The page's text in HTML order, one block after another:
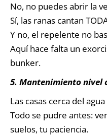
No, no puedes abrir la
Sí, las ranas cantan
Y no, el repelente no
Aquí hace falta un
bunker.
5. Mantenimiento nivel
Las casas cerca del
Todo se pudre antes:
suelos, tu paciencia.